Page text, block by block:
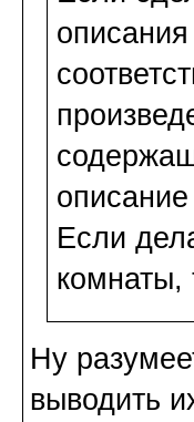
Если
комнаты,
Ну
выводить